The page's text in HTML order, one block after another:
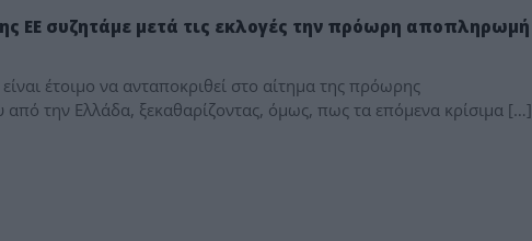
ΕΕ συζητάμε μετά τις εκλογές την πρόωρη αποπληρωμή
έτοιμο να ανταποκριθεί στο αίτημα της πρόωρης
την Ελλάδα, ξεκαθαρίζοντας, όμως, πως τα επόμενα κρίσιμα […]